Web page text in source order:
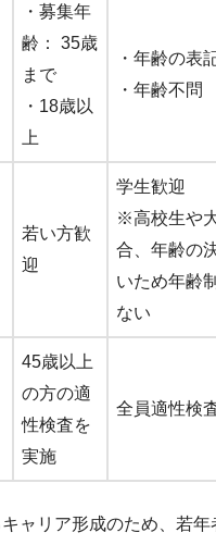
・募集年
齢： 35歳
まで
・18歳以
上
・年齢の表
・年齢不問
若い方歓
迎
学生歓迎
※高校生や
合、年齢の
いため年齢
ない
45歳以上
の方の適
性検査を
実施
全員適性検
ャリア形成のため、若年